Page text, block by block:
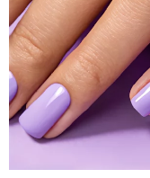
Designs
SELECTION